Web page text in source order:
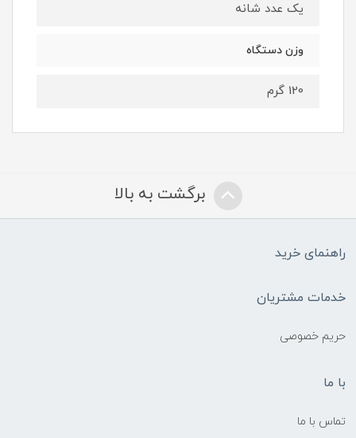
یک عدد شانه
وزن دستگاه
120 گرم
برگشت به بالا
راهنمای خرید
خدمات مشتریان
حریم خصوصی
با ما
تماس با ما